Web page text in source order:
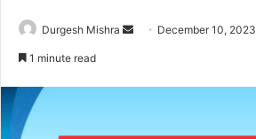
Durgesh Mishra
Send December 10, 2023
1 minute read